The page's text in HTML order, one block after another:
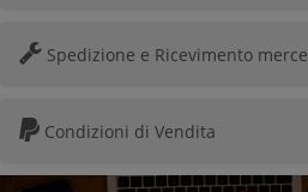
Spedizione e Ricevimento merce
Condizioni di Vendita